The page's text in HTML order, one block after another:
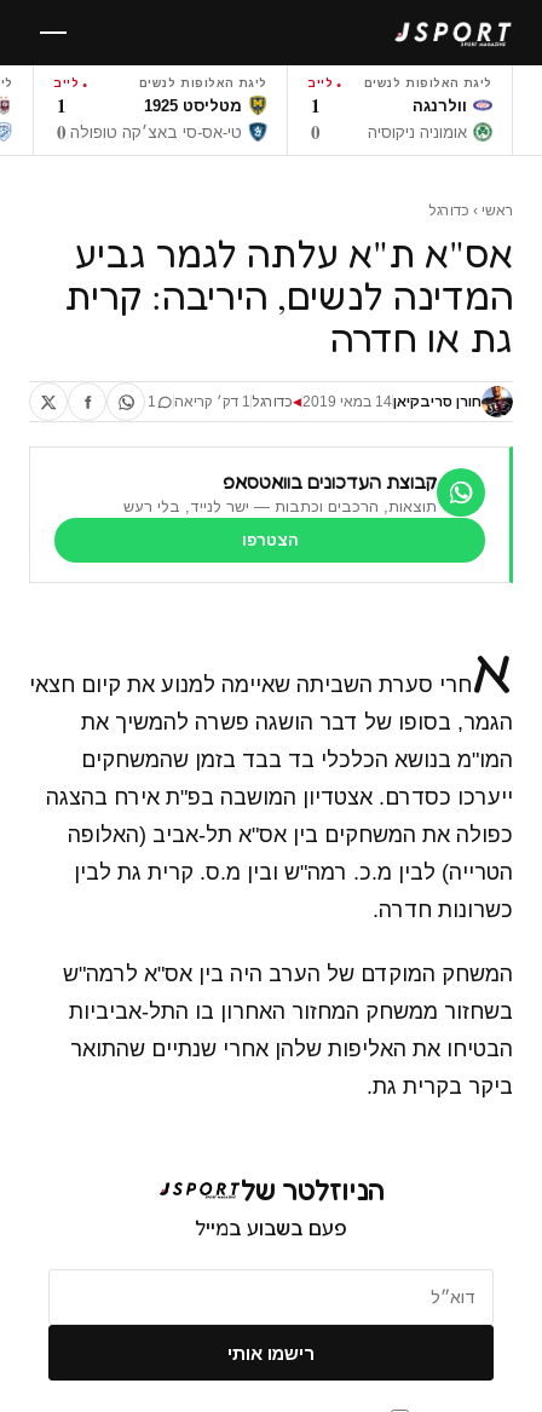
לתוכן
ליגת האלופות לנשים לייב
וולרנגה 1
אומוניה ניקוסיה 0
ליגת האלופות לנשים לייב
מטליסט 1925 1
טי-אס-סי באצ׳קה טופולה 0
ראשי › כדורגל
אס"א ת"א עלתה לגמר גביע
המדינה לנשים, היריבה: קרית
גת או חדרה
חורן סריבקיאן14 במאי 2019 ◀כדורגל 1 דק׳ קריאה 1
קבוצת העדכונים בוואטסאפ
תוצאות, הרכבים וכתבות — ישר לנייד, בלי רעש
הצטרפו
אחרי סערת השביתה שאיימה למנוע את קיום חצאי
הגמר, בסופו של דבר הושגה פשרה להמשיך את
המו"מ בנושא הכלכלי בד בבד בזמן שהמשחקים
ייערכו כסדרם. אצטדיון המושבה בפ"ת אירח בהצגה
כפולה את המשחקים בין אס"א תל-אביב (האלופה
הטרייה) לבין מ.כ. רמה"ש ובין מ.ס. קרית גת לבין
כשרונות חדרה.
המשחק המוקדם של הערב היה בין אס"א לרמה"ש
בשחזור ממשחק המחזור האחרון בו התל-אביביות
הבטיחו את האליפות שלהן אחרי שנתיים שהתואר
ביקר בקרית גת.
הניוזלטר של
פעם בשבוע במייל